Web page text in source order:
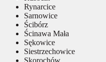
Rynarcice
Sarnowice
Ścibórz
Ścinawa Mała
Sękowice
Siestrzechowice
Skorochów